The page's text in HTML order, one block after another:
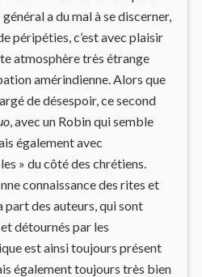
a du mal à se discerner,
péripéties, c’est avec plaisir
atmosphère très étrange
amérindienne. Alors que
de désespoir, ce second
, avec un Robin qui semble
également avec
» du côté des chrétiens.
connaissance des rites et
des auteurs, qui sont
détournés par les
est ainsi toujours présent
également toujours très bien